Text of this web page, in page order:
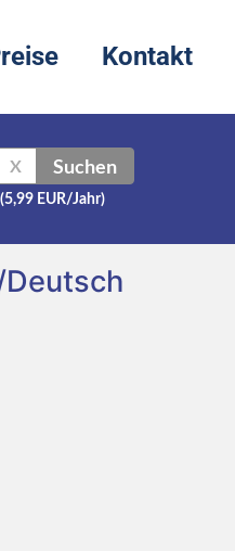
Kontakt
X Suchen
EUR/Jahr)